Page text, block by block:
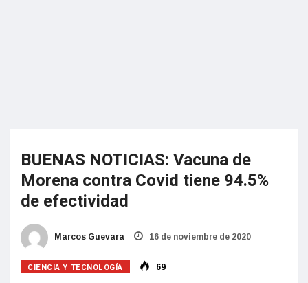
BUENAS NOTICIAS: Vacuna de
Morena contra Covid tiene 94.5%
de efectividad
Marcos Guevara 16 de noviembre de 2020
CIENCIA Y TECNOLOGÍA 69